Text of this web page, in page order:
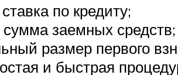
по кредиту;
заемных средств;
размер первого
и быстрая